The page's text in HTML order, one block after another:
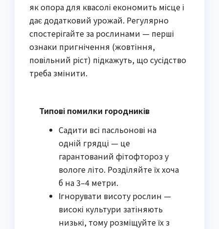
як опора для квасолі економить місце і
дає додатковий урожай. Регулярно
спостерігайте за рослинами — перші
ознаки пригнічення (жовтіння,
повільний ріст) підкажуть, що сусідство
треба змінити.
Типові помилки городників
Садити всі пасльонові на
одній грядці — це
гарантований фітофтороз у
вологе літо. Розділяйте їх хоча
б на 3–4 метри.
Ігнорувати висоту рослин —
високі культури затіняють
низькі, тому розміщуйте їх з